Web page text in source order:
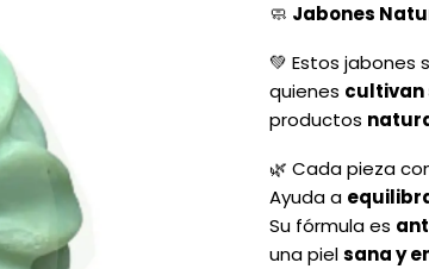
🧼 Jabones
💚 Estos jabones
quienes cultivan
productos
🌿 Cada pieza
Ayuda a
Su fórmula es
una pielsana y